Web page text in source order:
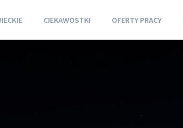
CIEKAWOSTKI OFERTY PRACY